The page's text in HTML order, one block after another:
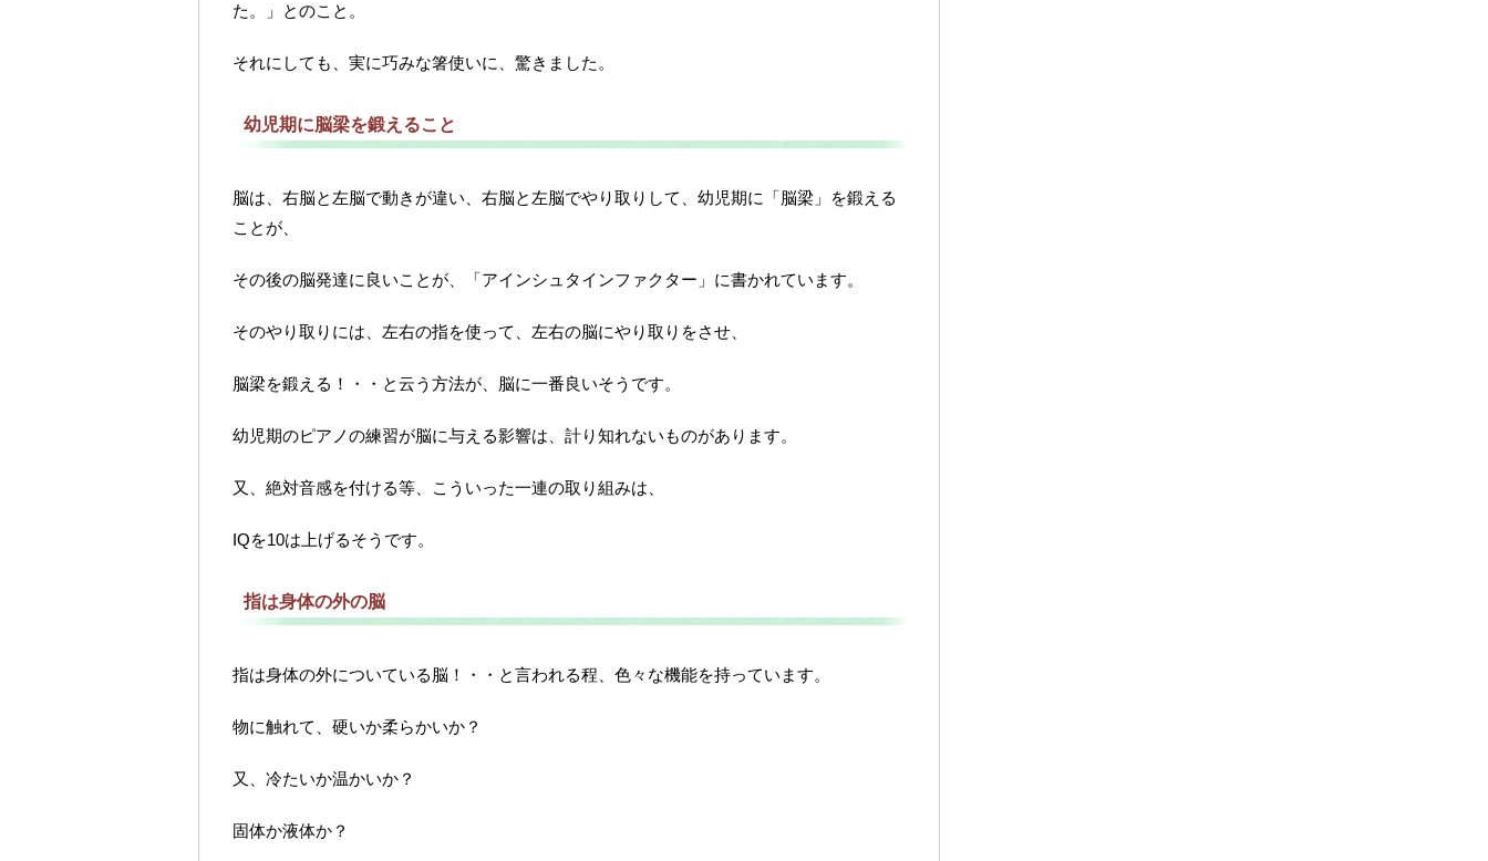
た。」とのこと。
それにしても、実に巧みな箸使いに、驚きました。
幼児期に脳梁を鍛えること
脳は、右脳と左脳で動きが違い、右脳と左脳でやり取りして、幼児期に「脳梁」を鍛える
ことが、
その後の脳発達に良いことが、「アインシュタインファクター」に書かれています。
そのやり取りには、左右の指を使って、左右の脳にやり取りをさせ、
脳梁を鍛える！・・と云う方法が、脳に一番良いそうです。
幼児期のピアノの練習が脳に与える影響は、計り知れないものがあります。
又、絶対音感を付ける等、こういった一連の取り組みは、
IQを10は上げるそうです。
指は身体の外の脳
指は身体の外についている脳！・・と言われる程、色々な機能を持っています。
物に触れて、硬いか柔らかいか？
又、冷たいか温かいか？
固体か液体か？